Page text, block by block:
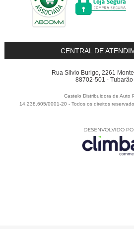
CENTRAL DE
Rua Silvio Burigo, 2261
88702-501 - Tubarão
Castelo Distribuidora de Auto
14.238.605/0001-20 - Todos os direitos